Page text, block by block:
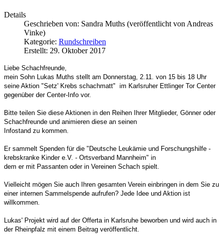
Details
Geschrieben von: Sandra Muths (veröffentlicht von Andreas
Vinke)
Kategorie: Rundschreiben
Erstellt: 29. Oktober 2017
Liebe Schachfreunde,
mein Sohn Lukas Muths stellt am Donnerstag, 2.11. von 15 bis 18 Uhr
seine Aktion "Setz' Krebs schachmatt" im Karlsruher Ettlinger Tor Center
gegenüber der Center-Info vor.
Bitte teilen Sie diese Aktionen in den Reihen Ihrer Mitglieder, Gönner oder
Schachfreunde und animieren diese an seinen
Infostand zu kommen.
Er sammelt Spenden für die "Deutsche Leukämie und Forschungshilfe -
krebskranke Kinder e.V. - Ortsverband Mannheim" in
dem er mit Passanten oder in Vereinen Schach spielt.
Vielleicht mögen Sie auch Ihren gesamten Verein einbringen in dem Sie zu
einer internen Sammelspende aufrufen? Jede Idee und Aktion ist
willkommen.
Lukas' Projekt wird auf der Offerta in Karlsruhe beworben und wird auch in
der Rheinpfalz mit einem Beitrag veröffentlicht.